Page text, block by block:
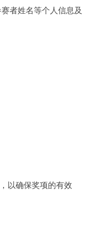
者姓名等个人信息及
以确保奖项的有效